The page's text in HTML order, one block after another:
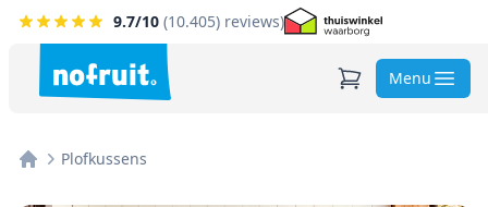
9.7/10 (10.405) reviews)
Menu
Plofkussens